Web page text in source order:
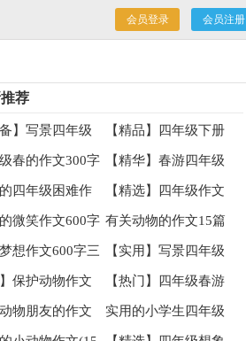
会员登录 会员注册
荐
备】写景四年级
锦6篇
【精品】四年级下册
校园作文四篇
春的作文300字
篇
【精华】春游四年级
的作文集锦5篇
四年级困难作
十篇
【精选】四年级作文
集合7篇
微笑作文600字 有关动物的作文15篇
想作文600字三
【实用】写景四年级
作文集锦5篇
】保护动物作文
【热门】四年级春游
作文锦集十篇
物朋友的作文
实用的小学生四年级
作文300字合集八篇